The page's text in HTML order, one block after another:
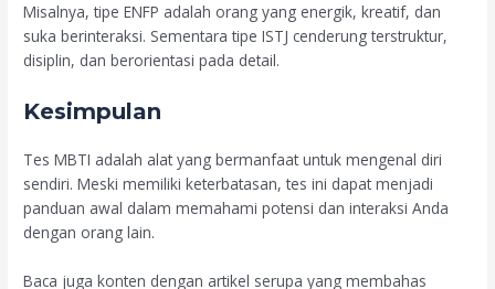
Misalnya, tipe ENFP adalah orang yang energik, kreatif, dan
suka berinteraksi. Sementara tipe ISTJ cenderung terstruktur,
disiplin, dan berorientasi pada detail.
Kesimpulan
Tes MBTI adalah alat yang bermanfaat untuk mengenal diri
sendiri. Meski memiliki keterbatasan, tes ini dapat menjadi
panduan awal dalam memahami potensi dan interaksi Anda
dengan orang lain.
Baca juga konten dengan artikel serupa yang membahas